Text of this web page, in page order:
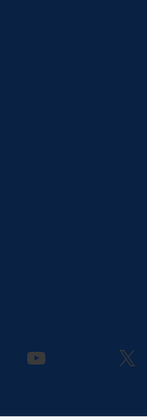
youtube X